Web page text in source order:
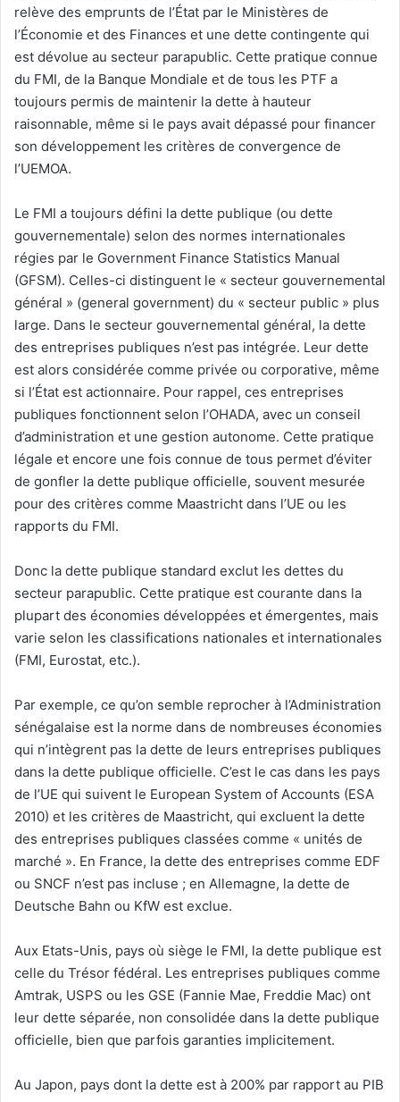
relève des emprunts de l’État par le Ministères de
l’Économie et des Finances et une dette contingente qui
est dévolue au secteur parapublic. Cette pratique connue
du FMI, de la Banque Mondiale et de tous les PTF a
toujours permis de maintenir la dette à hauteur
raisonnable, même si le pays avait dépassé pour financer
son développement les critères de convergence de
l’UEMOA.
Le FMI a toujours défini la dette publique (ou dette
gouvernementale) selon des normes internationales
régies par le Government Finance Statistics Manual
(GFSM). Celles-ci distinguent le « secteur gouvernemental
général » (general government) du « secteur public » plus
large. Dans le secteur gouvernemental général, la dette
des entreprises publiques n’est pas intégrée. Leur dette
est alors considérée comme privée ou corporative, même
si l’État est actionnaire. Pour rappel, ces entreprises
publiques fonctionnent selon l’OHADA, avec un conseil
d’administration et une gestion autonome. Cette pratique
légale et encore une fois connue de tous permet d’éviter
de gonfler la dette publique officielle, souvent mesurée
pour des critères comme Maastricht dans l’UE ou les
rapports du FMI.
Donc la dette publique standard exclut les dettes du
secteur parapublic. Cette pratique est courante dans la
plupart des économies développées et émergentes, mais
varie selon les classifications nationales et internationales
(FMI, Eurostat, etc.).
Par exemple, ce qu’on semble reprocher à l’Administration
sénégalaise est la norme dans de nombreuses économies
qui n’intègrent pas la dette de leurs entreprises publiques
dans la dette publique officielle. C’est le cas dans les pays
de l’UE qui suivent le European System of Accounts (ESA
2010) et les critères de Maastricht, qui excluent la dette
des entreprises publiques classées comme « unités de
marché ». En France, la dette des entreprises comme EDF
ou SNCF n’est pas incluse ; en Allemagne, la dette de
Deutsche Bahn ou KfW est exclue.
Aux Etats-Unis, pays où siège le FMI, la dette publique est
celle du Trésor fédéral. Les entreprises publiques comme
Amtrak, USPS ou les GSE (Fannie Mae, Freddie Mac) ont
leur dette séparée, non consolidée dans la dette publique
officielle, bien que parfois garanties implicitement.
Au Japon, pays dont la dette est à 200% par rapport au PIB